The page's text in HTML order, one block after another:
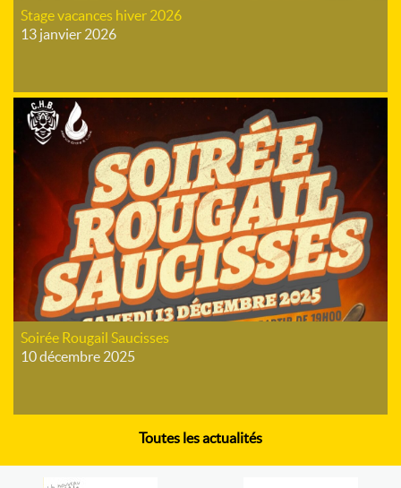
Stage vacances hiver 2026
13 janvier 2026
Soirée Rougail Saucisses
10 décembre 2025
Toutes les actualités